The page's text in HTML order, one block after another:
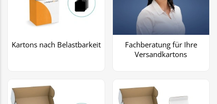
Kartons nach Belastbarkeit
Fachberatung für Ihre
Versandkartons